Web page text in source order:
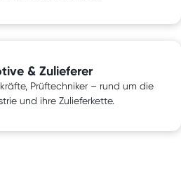
& Zulieferer
Prüftechniker – rund um die
und ihre Zulieferkette.